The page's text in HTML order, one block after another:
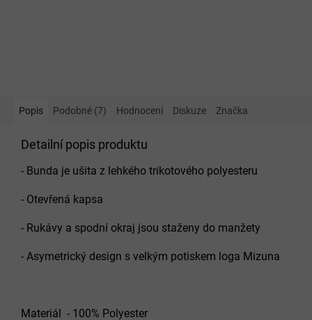
Popis Podobné (7) Hodnocení Diskuze Značka
Detailní popis produktu
- Bunda je ušita z lehkého trikotového polyesteru
- Otevřená kapsa
- Rukávy a spodní okraj jsou staženy do manžety
- Asymetrický design s velkým potiskem loga Mizuna
Materiál - 100% Polyester